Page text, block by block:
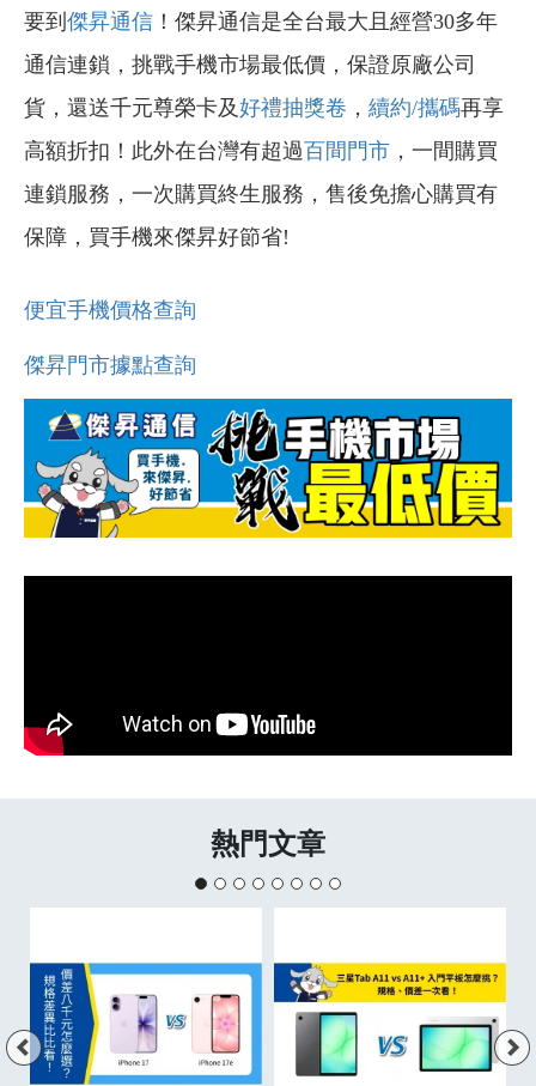
要到 傑昇通信 ！傑昇通信是全台最大且經營30多年
通信連鎖，挑戰手機市場最低價，保證原廠公司
貨，還送千元尊榮卡及好禮抽獎卷 ， 續約/攜碼再享
高額折扣！此外在台灣有超過百間門市 ，一間購買
連鎖服務，一次購買終生服務，售後免擔心購買有
保障，買手機來傑昇好節省!
便宜手機價格查詢
傑昇門市據點查詢
熱門文章